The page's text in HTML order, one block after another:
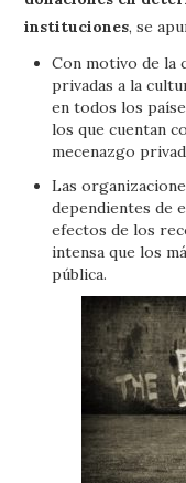
instituciones, se
Con motivo de la
privadas a la
en todos los
los que cuentan
mecenazgo
Las
dependientes de
efectos de los
intensa que los
pública.